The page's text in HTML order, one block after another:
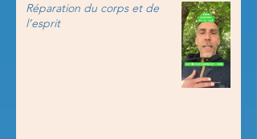
Réparation du corps et de
l’esprit